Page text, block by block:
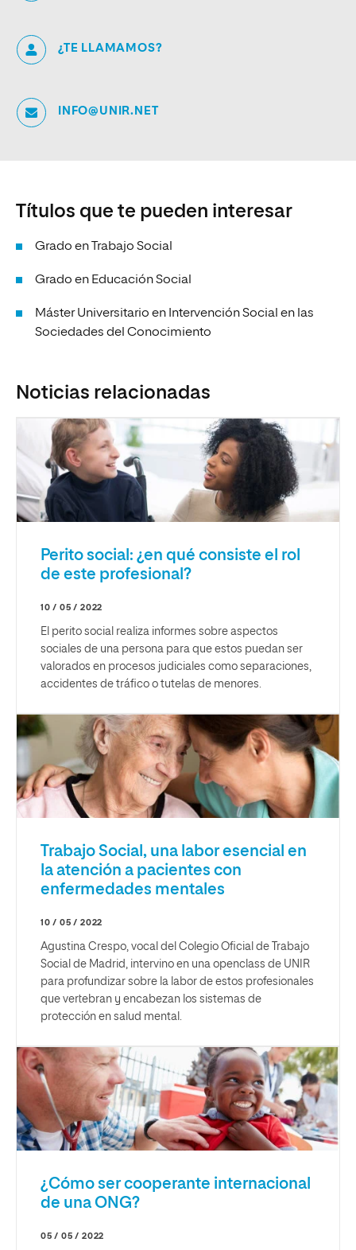
¿TE LLAMAMOS?
INFO@UNIR.NET
Títulos que te pueden interesar
Grado en Trabajo Social
Grado en Educación Social
Máster Universitario en Intervención Social en las
Sociedades del Conocimiento
Noticias relacionadas
Perito social: ¿en qué consiste el rol
de este profesional?
10 / 05 / 2022
El perito social realiza informes sobre aspectos
sociales de una persona para que estos puedan ser
valorados en procesos judiciales como separaciones,
accidentes de tráfico o tutelas de menores.
Trabajo Social, una labor esencial en
la atención a pacientes con
enfermedades mentales
10 / 05 / 2022
Agustina Crespo, vocal del Colegio Oficial de Trabajo
Social de Madrid, intervino en una openclass de UNIR
para profundizar sobre la labor de estos profesionales
que vertebran y encabezan los sistemas de
protección en salud mental.
¿Cómo ser cooperante internacional
de una ONG?
05 / 05 / 2022